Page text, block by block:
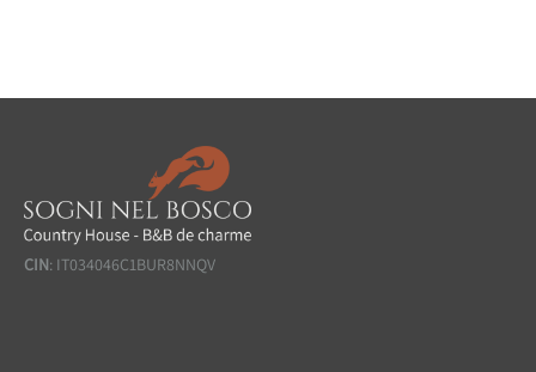
CIN: IT034046C1BUR8NNQV